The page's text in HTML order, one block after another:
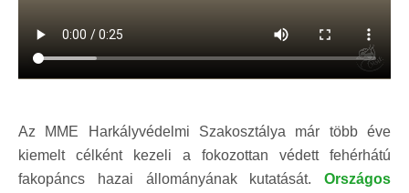
Az MME Harkályvédelmi Szakosztálya már több éve
kiemelt célként kezeli a fokozottan védett fehérhátú
fakopáncs hazai állományának kutatását. Országos